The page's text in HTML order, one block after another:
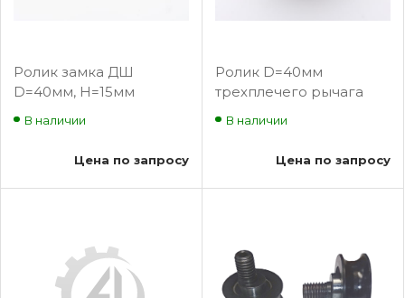
Ролик замка ДШ
D=40мм, H=15мм
В наличии
Цена по запросу
Ролик D=40мм
трехплечего рычага
В наличии
Цена по запросу